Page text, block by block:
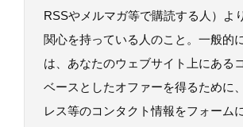
RSSやメルマガ等で購読する人）よ
関心を持っている人のこと。一般的
は、あなたのウェブサイト上にある
ベースとしたオファーを得るために
レス等のコンタクト情報をフォーム